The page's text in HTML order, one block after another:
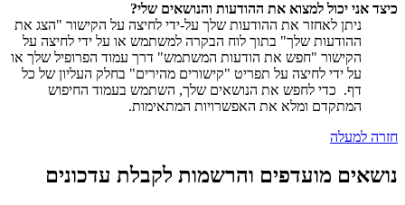
כיצד אני יכול למצוא את ההודעות והנושאים שלי?
ניתן לאחזר את ההודעות שלך על-ידי לחיצה על הקישור "הצג את
ההודעות שלך" בתוך לוח הבקרה למשתמש או על ידי לחיצה על
הקישור "חפש את הודעות המשתמש" דרך עמוד הפרופיל שלך או
על ידי לחיצה על תפריט "קישורים מהירים" בחלק העליון של כל
דף. כדי לחפש את הנושאים שלך, השתמש בעמוד החיפוש
המתקדם ומלא את האפשרויות המתאימות.
חזרה למעלה
נושאים מועדפים והרשמות לקבלת עדכונים